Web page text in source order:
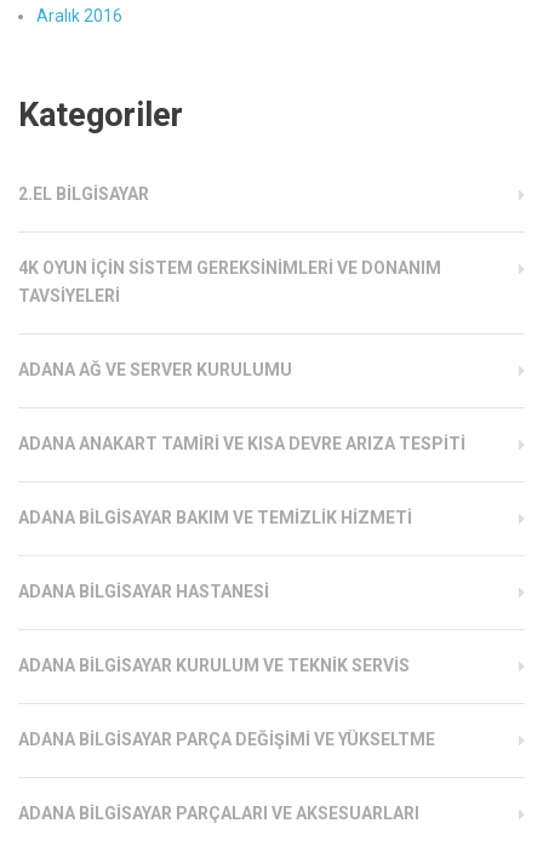
Aralık 2016
Kategoriler
2.EL BILGISAYAR
4K OYUN İÇIN SISTEM GEREKSINIMLERI VE DONANIM
TAVSIYELERI
ADANA AĞ VE SERVER KURULUMU
ADANA ANAKART TAMIRI VE KISA DEVRE ARIZA TESPITI
ADANA BILGISAYAR BAKIM VE TEMIZLIK HIZMETI
ADANA BILGISAYAR HASTANESI
ADANA BILGISAYAR KURULUM VE TEKNIK SERVIS
ADANA BILGISAYAR PARÇA DEĞIŞIMI VE YÜKSELTME
ADANA BILGISAYAR PARÇALARI VE AKSESUARLARI